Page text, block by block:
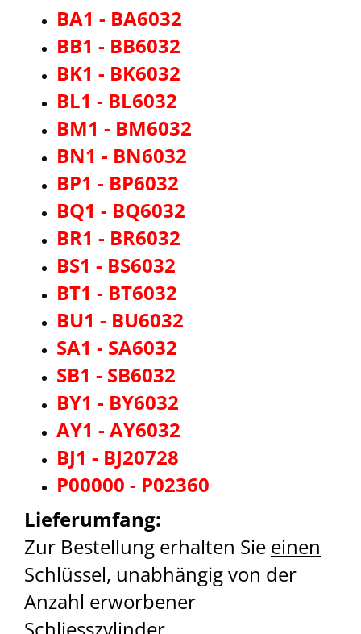
BA1 - BA6032
BB1 - BB6032
BK1 - BK6032
BL1 - BL6032
BM1 - BM6032
BN1 - BN6032
BP1 - BP6032
BQ1 - BQ6032
BR1 - BR6032
BS1 - BS6032
BT1 - BT6032
BU1 - BU6032
SA1 - SA6032
SB1 - SB6032
BY1 - BY6032
AY1 - AY6032
BJ1 - BJ20728
P00000 - P02360
Lieferumfang:
Zur Bestellung erhalten Sie einen
Schlüssel, unabhängig von der
Anzahl erworbener